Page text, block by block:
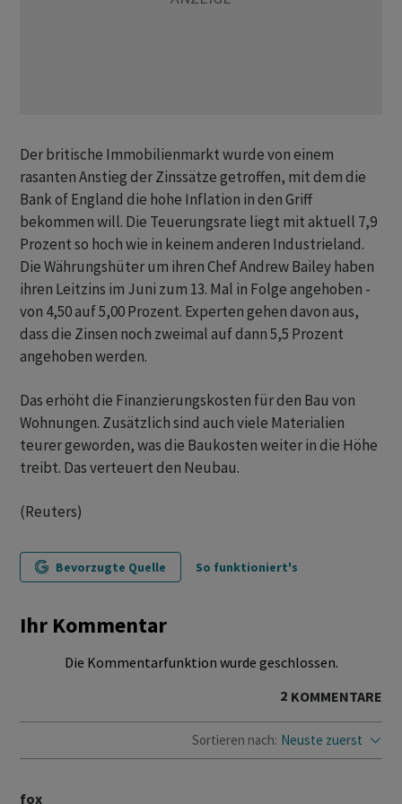
Der britische Immobilienmarkt wurde von einem
rasanten Anstieg der Zinssätze getroffen, mit dem die
Bank of England die hohe Inflation in den Griff
bekommen will. Die Teuerungsrate liegt mit aktuell 7,9
Prozent so hoch wie in keinem anderen Industrieland.
Die Währungshüter um ihren Chef Andrew Bailey haben
ihren Leitzins im Juni zum 13. Mal in Folge angehoben -
von 4,50 auf 5,00 Prozent. Experten gehen davon aus,
dass die Zinsen noch zweimal auf dann 5,5 Prozent
angehoben werden.
Das erhöht die Finanzierungskosten für den Bau von
Wohnungen. Zusätzlich sind auch viele Materialien
teurer geworden, was die Baukosten weiter in die Höhe
treibt. Das verteuert den Neubau.
(Reuters)
Bevorzugte Quelle So funktioniert's
Ihr Kommentar
Die Kommentarfunktion wurde geschlossen.
2 KOMMENTARE
Sortieren nach: Neuste zuerst
fox